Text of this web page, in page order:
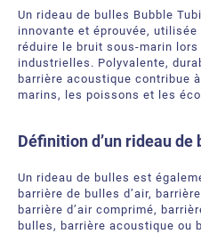
Aération
Innovation
Ressources
À Propos
Carrières
Un rideau de bulles Bubble
innovante et éprouvée,
réduire le bruit sous-marin lors
industrielles. Polyvalente,
barrière acoustique contribue
marins, les poissons et les
Définition d’un rideau de
Un rideau de bulles est
barrière de bulles d’air,
barrière d’air comprimé,
bulles, barrière acoustique ou